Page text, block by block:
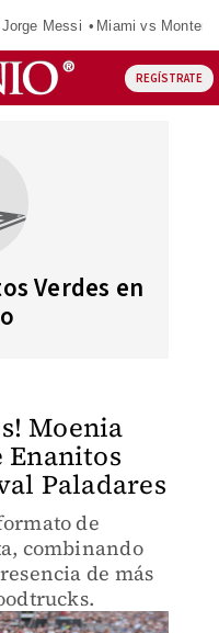
Jorge Messi Miami vs
REGÍSTRATE
Verdes en
Moenia
Enanitos
Paladares
de
combinando
de más